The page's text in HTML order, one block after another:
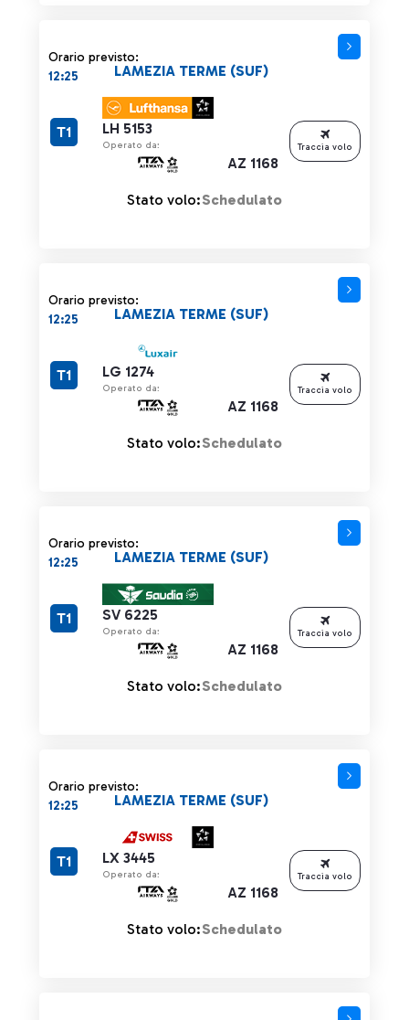
Orario previsto:
12:25
LH 5153
Operato da:
AZ 1168
LAMEZIA TERME (SUF)
T1
Stato volo:Schedulato
Traccia volo
Orario previsto:
12:25
LG 1274
Operato da:
AZ 1168
LAMEZIA TERME (SUF)
T1
Stato volo:Schedulato
Traccia volo
Orario previsto:
12:25
SV 6225
Operato da:
AZ 1168
LAMEZIA TERME (SUF)
T1
Stato volo:Schedulato
Traccia volo
Orario previsto:
12:25
LX 3445
Operato da:
AZ 1168
LAMEZIA TERME (SUF)
T1
Stato volo:Schedulato
Traccia volo